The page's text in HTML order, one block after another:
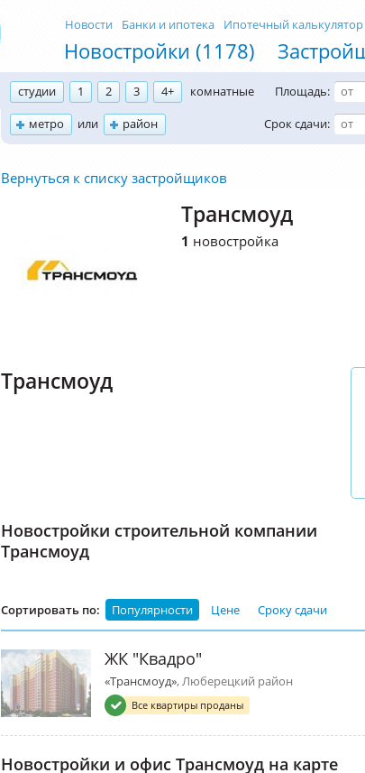
Новостройки (1178)
Новости Банки и ипотека Ипотечный калькулятор
студии 1 2 3 4+
комнатные
метро
или район
Площадь:
Срок сдачи:
Вернуться к списку застройщиков
Трансмоуд
1 новостройка
Трансмоуд
Новостройки строительной компании
Трансмоуд
Сортировать по: Популярности Цене Сроку сдачи
ЖК "Квадро"
«Трансмоуд», Люберецкий район
Все квартиры проданы
Новостройки и офис Трансмоуд на карте